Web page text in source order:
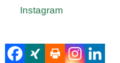
Instagram
Häufig gelesen